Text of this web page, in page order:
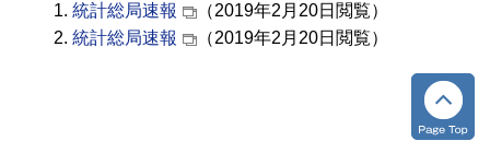
統計総局速報
（2019年2月20日閲覧）
統計総局速報
（2019年2月20日閲覧）